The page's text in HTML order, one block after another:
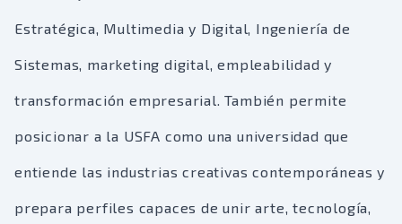
Estratégica, Multimedia y Digital, Ingeniería de
Sistemas, marketing digital, empleabilidad y
transformación empresarial. También permite
posicionar a la USFA como una universidad que
entiende las industrias creativas contemporáneas y
prepara perfiles capaces de unir arte, tecnología,